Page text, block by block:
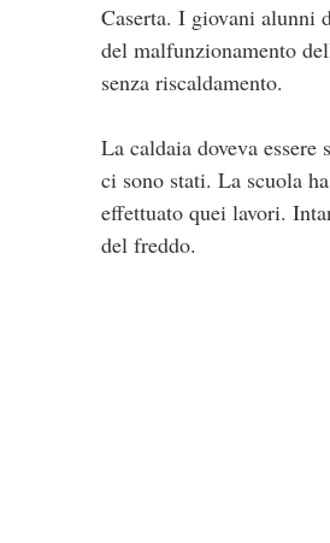
Caserta. I giovani alunni
del malfunzionamento
senza riscaldamento.
La caldaia doveva
ci sono stati. La scuola
effettuato quei lavori.
del freddo.